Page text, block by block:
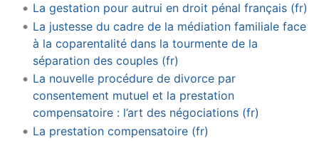
La gestation pour autrui en droit pénal français (fr)
La justesse du cadre de la médiation familiale face
à la coparentalité dans la tourmente de la
séparation des couples (fr)
La nouvelle procédure de divorce par
consentement mutuel et la prestation
compensatoire : l’art des négociations (fr)
La prestation compensatoire (fr)